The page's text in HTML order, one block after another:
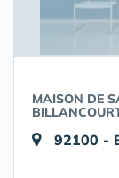
MAISON DE
92100 -